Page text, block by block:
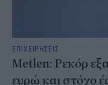
ΕΠΙΧΕΙΡΗΣΕΙΣ
Metlen: Ρεκόρ
ευρώ και στόχο